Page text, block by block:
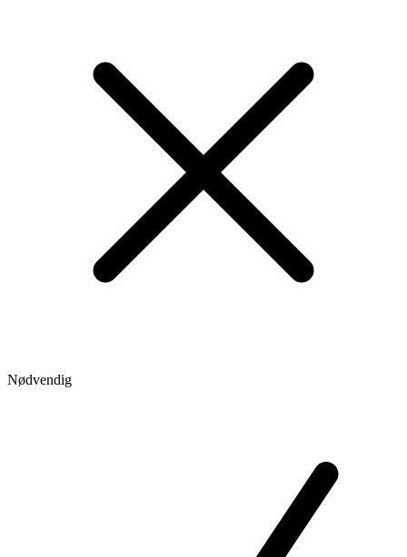
Nødvendig